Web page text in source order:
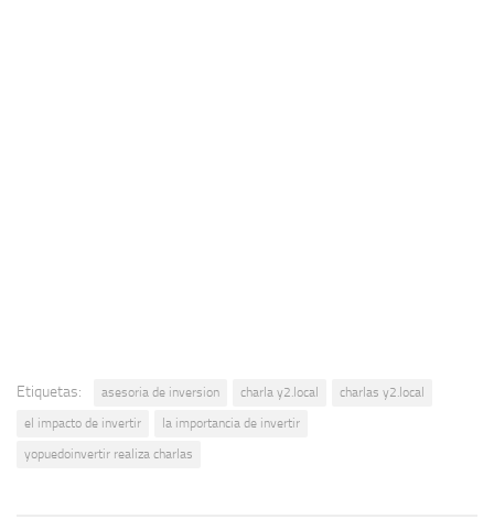
Etiquetas: asesoria de inversion charla y2.local
charlas y2.local
el impacto de invertir
la importancia de invertir
yopuedoinvertir realiza charlas